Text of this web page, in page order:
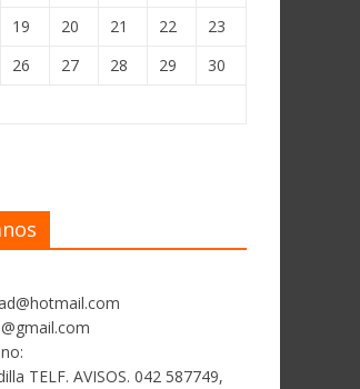
19 20 21 22
23
26 27 28 29
30
TELF. AVISOS. 042 587749,